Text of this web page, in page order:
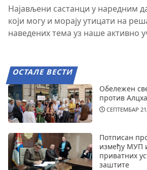
Најављени састанци у наредним
који могу и морају утицати на
наведених тема уз наше активно
ОСТАЛЕ ВЕСТИ
Обележен
против
СЕПТЕМБАР
Потписан
између МУП
приватних
заштите